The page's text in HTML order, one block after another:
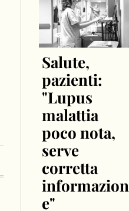
Salute,
pazienti:
"Lupus
malattia
poco nota,
serve
corretta
informazion
e"